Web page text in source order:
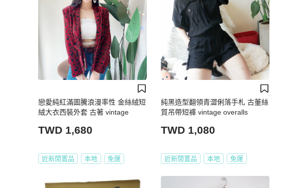
戀愛純紅滿圖騰浪漫率性 金絲絨短
絨大衣西裝外套 古著 vintage
TWD 1,680
近新閒置品 本地 免運
純黑造型翻領青澀俐落手札 古董絲
質吊帶短褲 vintage overalls
TWD 1,080
近新閒置品 本地 免運